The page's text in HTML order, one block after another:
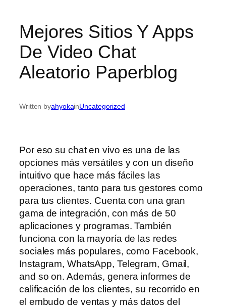
Mejores Sitios Y Apps
De Video Chat
Aleatorio Paperblog
Written byahyokainUncategorized
Por eso su chat en vivo es una de las
opciones más versátiles y con un diseño
intuitivo que hace más fáciles las
operaciones, tanto para tus gestores como
para tus clientes. Cuenta con una gran
gama de integración, con más de 50
aplicaciones y programas. También
funciona con la mayoría de las redes
sociales más populares, como Facebook,
Instagram, WhatsApp, Telegram, Gmail,
and so on. Además, genera informes de
calificación de los clientes, su recorrido en
el embudo de ventas y más datos del